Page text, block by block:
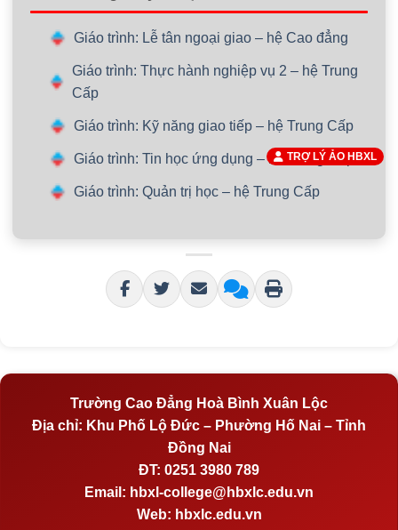
Giáo trình: Lễ tân ngoại giao – hệ Cao đẳng
Giáo trình: Thực hành nghiệp vụ 2 – hệ Trung
Cấp
Giáo trình: Kỹ năng giao tiếp – hệ Trung Cấp
Giáo trình: Tin học ứng dụng – hệ Trung Cấp
Giáo trình: Quản trị học – hệ Trung Cấp
Trường Cao Đẳng Hoà Bình Xuân Lộc
Địa chỉ: Khu Phố Lộ Đức – Phường Hố Nai – Tỉnh
Đồng Nai
ĐT: 0251 3980 789
Email: hbxl-college@hbxlc.edu.vn
Web: hbxlc.edu.vn
TRỢ LÝ ẢO HBXL